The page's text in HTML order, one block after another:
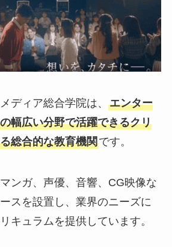
ディア総合学院は、 エンター
幅広い分野で活躍できるクリ
総合的な教育機関です。
ンガ、声優、音響、CG映像な
スを設置し、業界のニーズに
キュラムを提供しています。